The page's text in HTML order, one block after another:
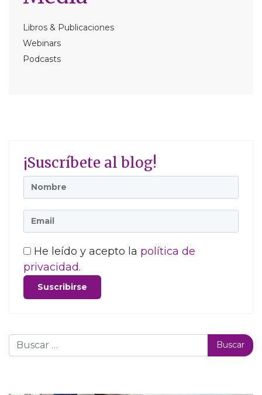
Libros & Publicaciones
Webinars
Podcasts
¡Suscríbete al blog!
He leído y acepto la política de
privacidad.
Buscar